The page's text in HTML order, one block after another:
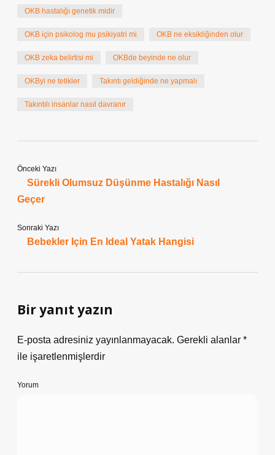
OKB hastalığı genetik midir
OKB için psikolog mu psikiyatri mi OKB ne eksikliğinden olur
OKB zeka belirtisi mi OKBde beyinde ne olur
OKByi ne tetikler Takıntı geldiğinde ne yapmalı
Takıntılı insanlar nasıl davranır
Önceki Yazı
Sürekli Olumsuz Düşünme Hastalığı Nasıl
Geçer
Sonraki Yazı
Bebekler Için En Ideal Yatak Hangisi
Bir yanıt yazın
E-posta adresiniz yayınlanmayacak. Gerekli alanlar *
ile işaretlenmişlerdir
Yorum